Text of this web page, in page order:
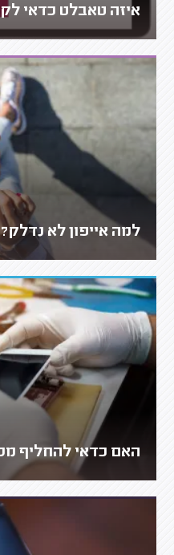
איזה טאבלט כדאי
למה אייפון לא נדלק?
האם כדאי להחליף